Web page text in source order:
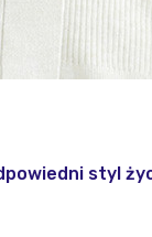
styl